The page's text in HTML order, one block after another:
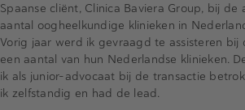
Spaanse cliënt, Clinica Baviera Group, bij de
aantal oogheelkundige klinieken in
Vorig jaar werd ik gevraagd te assisteren bij
een aantal van hun Nederlandse klinieken.
ik als junior-advocaat bij de transactie
ik zelfstandig en had de lead.